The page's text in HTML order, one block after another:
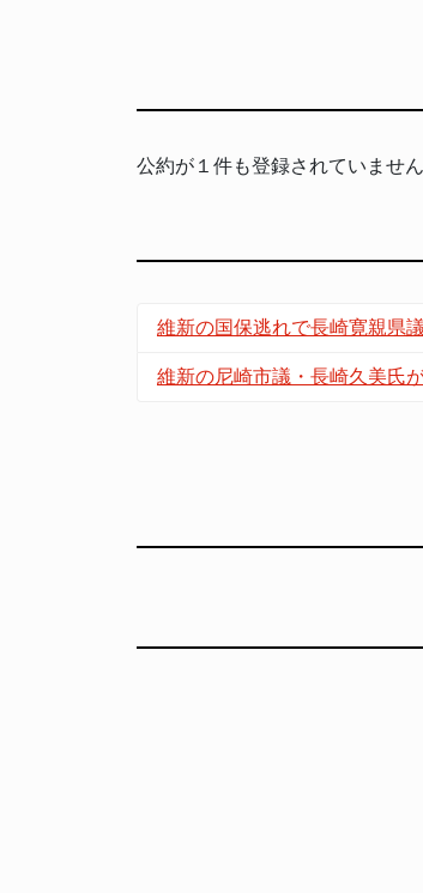
公約が１件も登録されていません
維新の国保逃れで長崎寛親県
維新の尼崎市議・長崎久美氏